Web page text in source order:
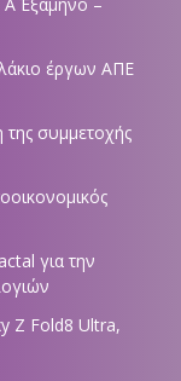
έργων ΑΠΕ
συμμετοχής
για την
Z Fold8 Ultra,